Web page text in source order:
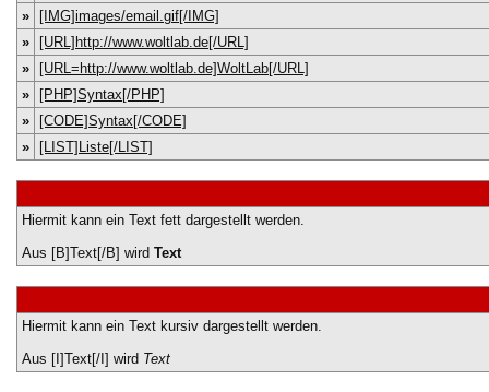
»
[IMG]images/email.gif[/IMG]
»
[URL]http://www.woltlab.de[/URL]
»
[URL=http://www.woltlab.de]WoltLab[/URL]
»
[PHP]Syntax[/PHP]
»
[CODE]Syntax[/CODE]
»
[LIST]Liste[/LIST]
Hiermit kann ein Text fett dargestellt werden.
Aus [B]Text[/B] wird Text
Hiermit kann ein Text kursiv dargestellt werden.
Aus [I]Text[/I] wird Text